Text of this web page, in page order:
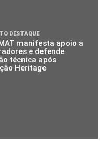
DESTAQUE
manifesta apoio a
e defende
técnica após
Heritage